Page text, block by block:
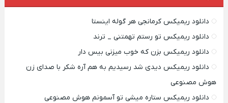
دانلود ریمیکس کرمانجی هر گوله اینستا
دانلود ریمیکس تو رستم تهمتنی _ ترند
دانلود ریمیکس بزن که خوب میزنی بیس دار
دانلود ریمیکس دیدی شد رسیدیم به هم آره شکر با صدای زن
هوش مصنوعی
دانلود ریمیکس ستاره میشی تو آسمونم هوش مصنوعی